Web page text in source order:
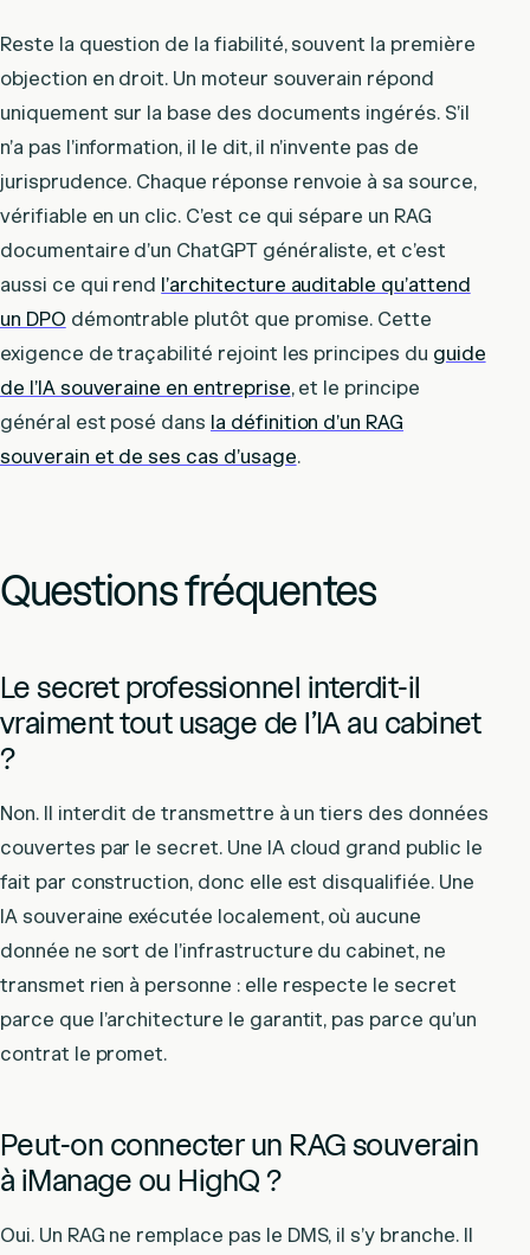
Reste la question de la fiabilité, souvent la première
objection en droit. Un moteur souverain répond
uniquement sur la base des documents ingérés. S’il
n’a pas l’information, il le dit, il n’invente pas de
jurisprudence. Chaque réponse renvoie à sa source,
vérifiable en un clic. C’est ce qui sépare un RAG
documentaire d’un ChatGPT généraliste, et c’est
aussi ce qui rend l’architecture auditable qu’attend
un DPO démontrable plutôt que promise. Cette
exigence de traçabilité rejoint les principes du guide
de l’IA souveraine en entreprise, et le principe
général est posé dans la définition d’un RAG
souverain et de ses cas d’usage.
Questions fréquentes
Le secret professionnel interdit-il
vraiment tout usage de l’IA au cabinet
?
Non. Il interdit de transmettre à un tiers des données
couvertes par le secret. Une IA cloud grand public le
fait par construction, donc elle est disqualifiée. Une
IA souveraine exécutée localement, où aucune
donnée ne sort de l’infrastructure du cabinet, ne
transmet rien à personne : elle respecte le secret
parce que l’architecture le garantit, pas parce qu’un
contrat le promet.
Peut-on connecter un RAG souverain
à iManage ou HighQ ?
Oui. Un RAG ne remplace pas le DMS, il s’y branche. Il